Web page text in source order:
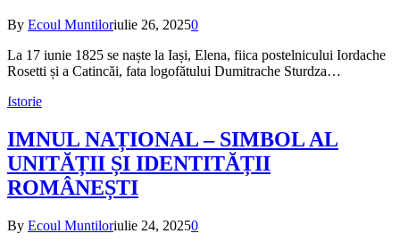
By Ecoul Muntiloriulie 26, 20250
La 17 iunie 1825 se naște la Iași, Elena, fiica postelnicului Iordache
Rosetti și a Catincăi, fata logofătului Dumitrache Sturdza…
Istorie
IMNUL NAȚIONAL – SIMBOL AL
UNITĂȚII ȘI IDENTITĂȚII
ROMÂNEȘTI
By Ecoul Muntiloriulie 24, 20250